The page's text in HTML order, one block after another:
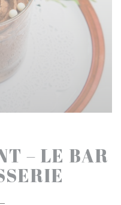
– LE BAR